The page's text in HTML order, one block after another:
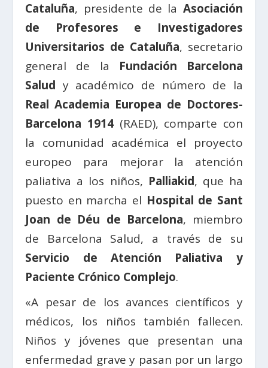
Cataluña, presidente de la Asociación
de Profesores e Investigadores
Universitarios de Cataluña, secretario
general de la Fundación Barcelona
Salud y académico de número de la
Real Academia Europea de Doctores-
Barcelona 1914(RAED), comparte con
la comunidad académica el proyecto
europeo para mejorar la atención
paliativa a los niños, Palliakid, que ha
puesto en marcha el Hospital de Sant
Joan de Déu de Barcelona, miembro
de Barcelona Salud, a través de su
Servicio de Atención Paliativa y
Paciente Crónico Complejo.
«A pesar de los avances científicos y
médicos, los niños también fallecen.
Niños y jóvenes que presentan una
enfermedad grave y pasan por un largo